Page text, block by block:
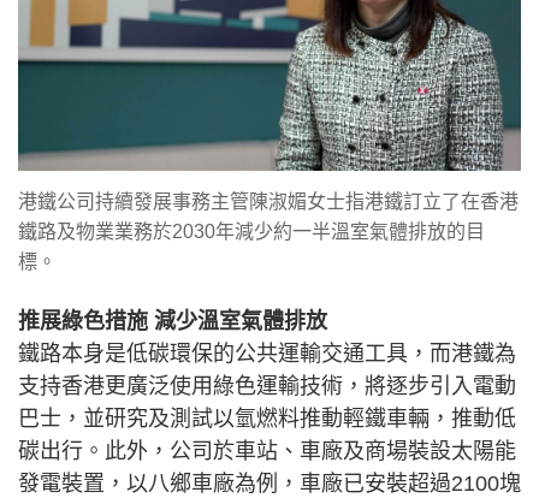
港鐵公司持續發展事務主管陳淑媚女士指港鐵訂立了在香港
鐵路及物業業務於2030年減少約一半溫室氣體排放的目
標。
推展綠色措施 減少溫室氣體排放
鐵路本身是低碳環保的公共運輸交通工具，而港鐵為
支持香港更廣泛使用綠色運輸技術，將逐步引入電動
巴士，並研究及測試以氫燃料推動輕鐵車輛，推動低
碳出行。此外，公司於車站、車廠及商場裝設太陽能
發電裝置，以八鄉車廠為例，車廠已安裝超過2100塊